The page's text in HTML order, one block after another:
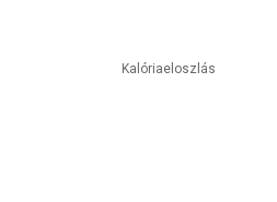
Kalóriaeloszlás